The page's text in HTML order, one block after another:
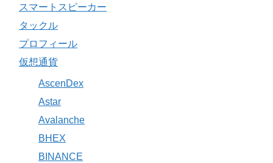
スマートスピーカー
タックル
プロフィール
仮想通貨
AscenDex
Astar
Avalanche
BHEX
BINANCE